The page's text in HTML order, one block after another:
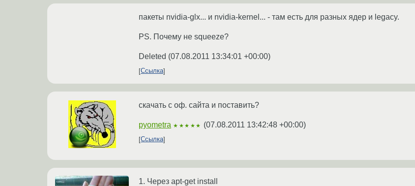
пакеты nvidia-glx... и nvidia-kernel... - там есть для разных ядер и legacy.
PS. Почему не squeeze?
Deleted (07.08.2011 13:34:01 +00:00)
Ссылка
скачать с оф. сайта и поставить?
pyometra ★★★★★ (07.08.2011 13:42:48 +00:00)
Ссылка
1. Через apt-get install